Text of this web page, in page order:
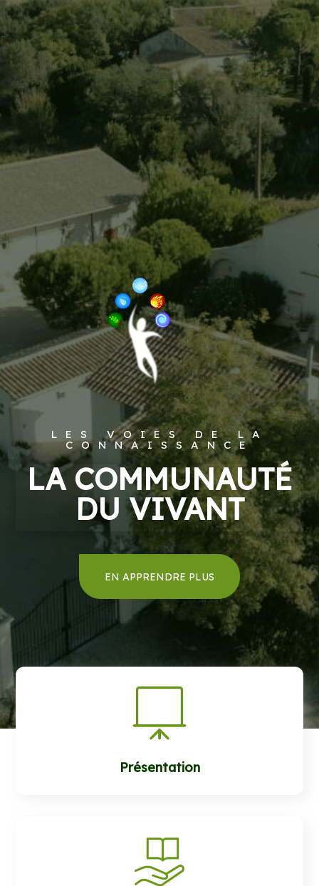
LES VOIES DE LA
CONNAISSANCE
LA COMMUNAUTÉ
DU VIVANT
EN APPRENDRE PLUS
Présentation